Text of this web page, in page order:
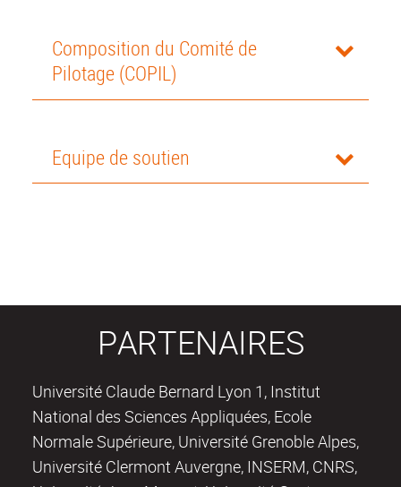
Composition du Comité de
Pilotage (COPIL)
Equipe de soutien
PARTENAIRES
Université Claude Bernard Lyon 1, Institut
National des Sciences Appliquées, Ecole
Normale Supérieure, Université Grenoble Alpes,
Université Clermont Auvergne, INSERM, CNRS,